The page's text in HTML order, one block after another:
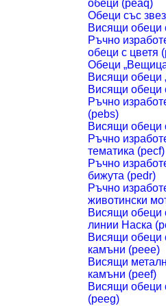
обеци (peaq)
Обеци със
Висящи обеци
Ръчно
обеци с цветя
Обеци
Висящи обеци
Висящи обеци
Ръчно
(pebs)
Висящи обеци
Ръчно
тематика (pecf)
Ръчно
бижута (pedr)
Ръчно
животински
Висящи обеци
линии Наска
Висящи обеци
камъни (peee)
Висящи
камъни (peef)
Висящи обеци
(peeg)